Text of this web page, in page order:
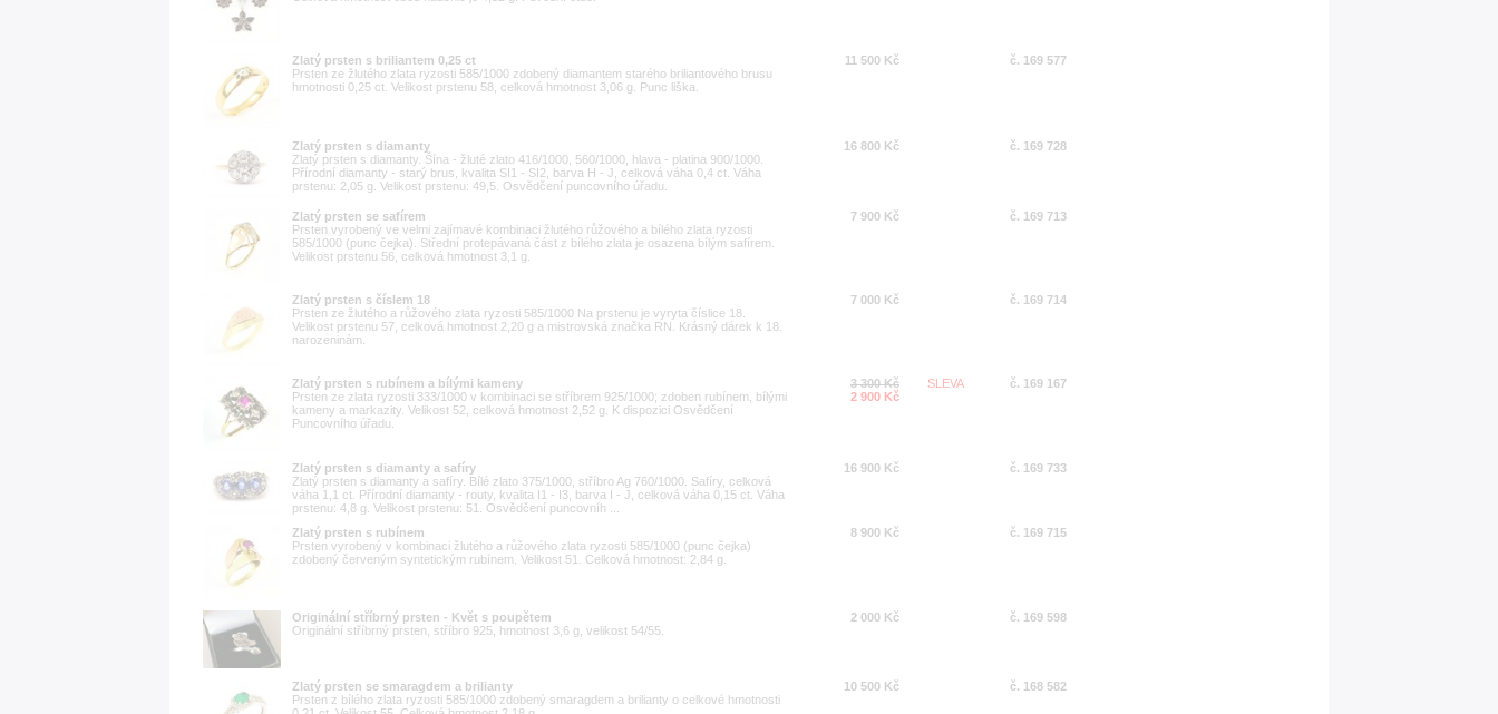
Zlatý prsten s briliantem 0,25 ct
Prsten ze žlutého zlata ryzosti 585/1000 zdobený diamantem starého briliantového brusu
hmotnosti 0,25 ct. Velikost prstenu 58, celková hmotnost 3,06 g. Punc liška.
11 500 Kč č. 169 577
Zlatý prsten s diamanty
Zlatý prsten s diamanty. Šína - žluté zlato 416/1000, 560/1000, hlava - platina 900/1000.
Přírodní diamanty - starý brus, kvalita SI1 - SI2, barva H - J, celková váha 0,4 ct. Váha
prstenu: 2,05 g. Velikost prstenu: 49,5. Osvědčení puncovního úřadu.
16 800 Kč č. 169 728
Zlatý prsten se safírem
Prsten vyrobený ve velmi zajímavé kombinaci žlutého růžového a bílého zlata ryzosti
585/1000 (punc čejka). Střední protepávaná část z bílého zlata je osazena bílým safírem.
Velikost prstenu 56, celková hmotnost 3,1 g.
7 900 Kč č. 169 713
Zlatý prsten s číslem 18
Prsten ze žlutého a růžového zlata ryzosti 585/1000 Na prstenu je vyryta číslice 18.
Velikost prstenu 57, celková hmotnost 2,20 g a mistrovská značka RN. Krásný dárek k 18.
narozeninám.
7 000 Kč č. 169 714
Zlatý prsten s rubínem a bílými kameny
Prsten ze zlata ryzosti 333/1000 v kombinaci se stříbrem 925/1000; zdoben rubínem, bílými
kameny a markazity. Velikost 52, celková hmotnost 2,52 g. K dispozici Osvědčení
Puncovního úřadu.
3 300 Kč
2 900 Kč
SLEVA č. 169 167
Zlatý prsten s diamanty a safíry
Zlatý prsten s diamanty a safíry. Bílé zlato 375/1000, stříbro Ag 760/1000. Safíry, celková
váha 1,1 ct. Přírodní diamanty - routy, kvalita I1 - I3, barva I - J, celková váha 0,15 ct. Váha
prstenu: 4,8 g. Velikost prstenu: 51. Osvědčení puncovníh ...
16 900 Kč č. 169 733
Zlatý prsten s rubínem
Prsten vyrobený v kombinaci žlutého a růžového zlata ryzosti 585/1000 (punc čejka)
zdobený červeným syntetickým rubínem. Velikost 51. Celková hmotnost: 2,84 g.
8 900 Kč č. 169 715
Originální stříbrný prsten - Květ s poupětem
Originální stříbrný prsten, stříbro 925, hmotnost 3,6 g, velikost 54/55.
2 000 Kč č. 169 598
Zlatý prsten se smaragdem a brilianty
Prsten z bílého zlata ryzosti 585/1000 zdobený smaragdem a brilianty o celkové hmotnosti
10 500 Kč č. 168 582